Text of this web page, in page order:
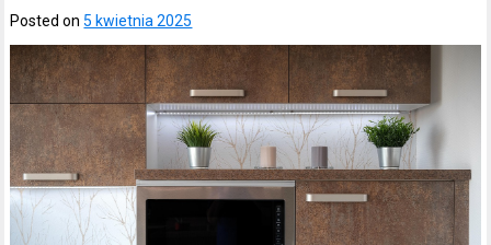
Posted on5 kwietnia 2025